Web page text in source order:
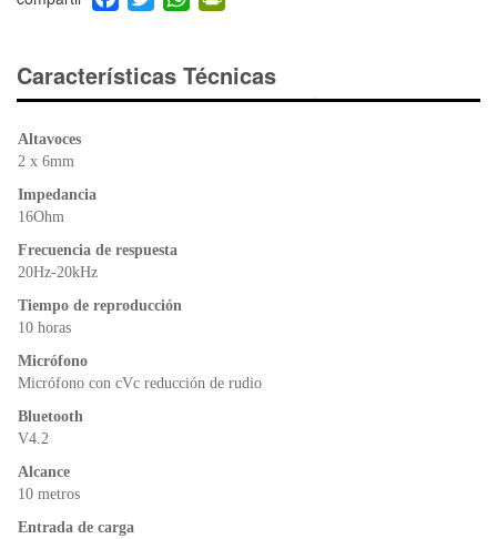
a
e
b
wi
er
h
s
A
ri
e
Características Técnicas
Altavoces
2 x 6mm
Impedancia
16Ohm
Frecuencia de respuesta
20Hz-20kHz
Tiempo de reproducción
10 horas
Micrófono
Micrófono con cVc reducción de rudio
Bluetooth
V4.2
Alcance
10 metros
Entrada de carga